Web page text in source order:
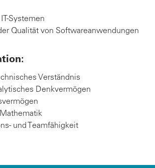
Systemen
Qualität von Softwareanwendungen
Verständnis
Denkvermögen
und Teamfähigkeit